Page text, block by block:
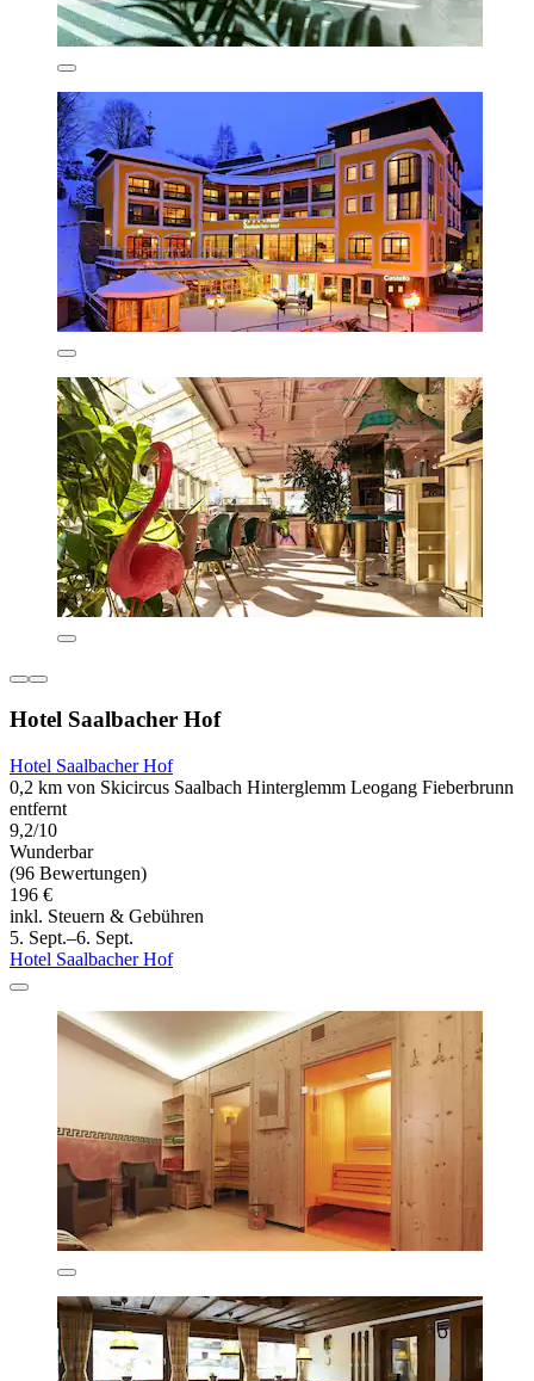
Hotel Saalbacher Hof
Hotel Saalbacher Hof
0,2 km von Skicircus Saalbach Hinterglemm Leogang Fieberbrunn
entfernt
9,2/10
Wunderbar
(96 Bewertungen)
196 €
inkl. Steuern & Gebühren
5. Sept.–6. Sept.
Hotel Saalbacher Hof